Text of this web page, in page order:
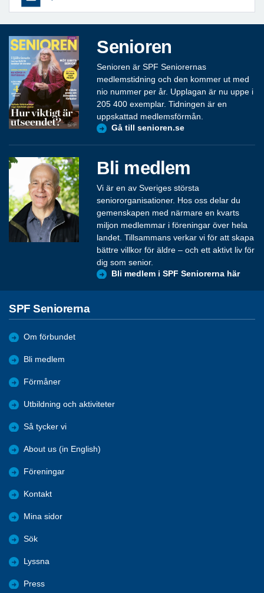
Senioren
Senioren är SPF Seniorernas
medlemstidning och den kommer ut med
nio nummer per år. Upplagan är nu uppe i
205 400 exemplar. Tidningen är en
uppskattad medlemsförmån.
Gå till senioren.se
Bli medlem
Vi är en av Sveriges största
seniororganisationer. Hos oss delar du
gemenskapen med närmare en kvarts
miljon medlemmar i föreningar över hela
landet. Tillsammans verkar vi för att skapa
bättre villkor för äldre – och ett aktivt liv för
dig som senior.
Bli medlem i SPF Seniorerna här
SPF Seniorerna
Om förbundet
Bli medlem
Förmåner
Utbildning och aktiviteter
Så tycker vi
About us (in English)
Föreningar
Kontakt
Mina sidor
Sök
Lyssna
Press